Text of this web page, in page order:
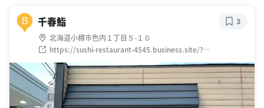
B 千春鮨
北海道小樽市色内１丁目５-１０
https://sushi-restaurant-4545.business.site/?
utm_source=gmb&utm_medium=referral
3